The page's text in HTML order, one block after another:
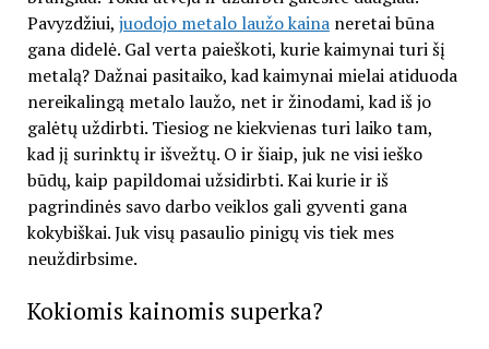
Pavyzdžiui, juodojo metalo laužo kainaneretai būna
gana didelė. Gal verta paieškoti, kurie kaimynai turi šį
metalą? Dažnai pasitaiko, kad kaimynai mielai atiduoda
nereikalingą metalo laužo, net ir žinodami, kad iš jo
galėtų uždirbti. Tiesiog ne kiekvienas turi laiko tam,
kad jį surinktų ir išvežtų. O ir šiaip, juk ne visi ieško
būdų, kaip papildomai užsidirbti. Kai kurie ir iš
pagrindinės savo darbo veiklos gali gyventi gana
kokybiškai. Juk visų pasaulio pinigų vis tiek mes
neuždirbsime.
Kokiomis kainomis superka?